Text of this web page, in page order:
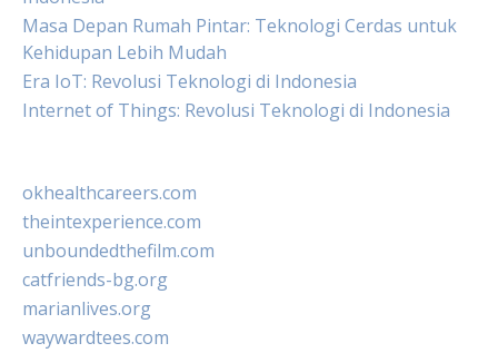
Masa Depan Rumah Pintar: Teknologi Cerdas untuk
Kehidupan Lebih Mudah
Era IoT: Revolusi Teknologi di Indonesia
Internet of Things: Revolusi Teknologi di Indonesia
okhealthcareers.com
theintexperience.com
unboundedthefilm.com
catfriends-bg.org
marianlives.org
waywardtees.com